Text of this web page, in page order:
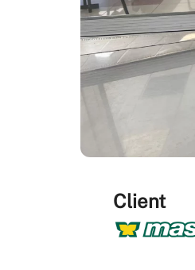
Client